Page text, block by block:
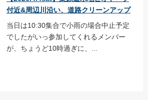
付近&周辺川沿い、道路クリーンアップ
当日は10:30集合で小雨の場合中止予定
でしたがいっ参加してくれるメンバー
が、ちょうど10時過ぎに、...